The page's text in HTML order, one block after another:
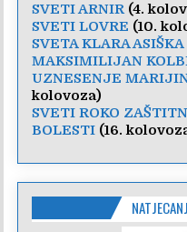
SVETI ARNIR(4.
SVETI LOVRE (10.
SVETA KLARA ASIŠKA
MAKSIMILIJAN
UZNESENJE
kolovoza)
SVETI ROKO
BOLESTI (16.